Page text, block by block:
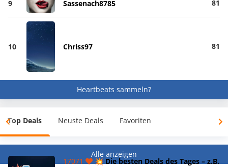
9 Sassenach8785 81
10 Chriss97 81
Heartbeats sammeln?
Top Deals Neuste Deals Favoriten
Alle anzeigen
17071
💥 Die besten Deals des Tages – z.B.